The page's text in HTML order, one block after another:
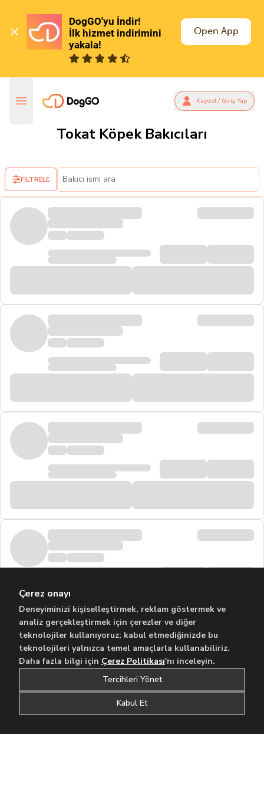
DogGO'yu İndir!
İlk hizmet indirimini
yakala!
Open App
Kaydol / Giriş Yap
Tokat Köpek Bakıcıları
FİLTRELE
Çerez onayı
Deneyiminizi kişiselleştirmek, reklam göstermek ve
analiz gerçekleştirmek için çerezler ve diğer
teknolojiler kullanıyoruz; kabul etmediğinizde bu
teknolojileri yalnızca temel amaçlarla kullanabiliriz.
Daha fazla bilgi için Çerez Politikası'nı inceleyin.
Tercihleri Yönet
Kabul Et